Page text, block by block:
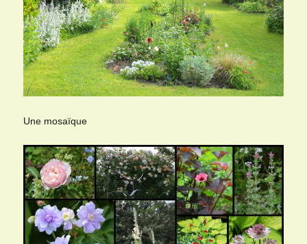
Une mosaïque